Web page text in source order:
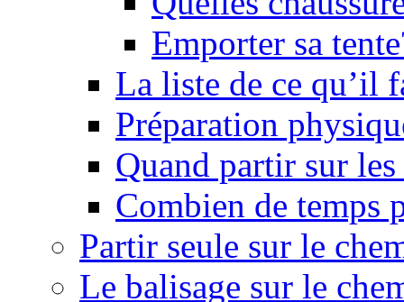
Emporter sa
La liste de ce qu’il
Préparation
Quand partir sur
Combien de
Partir seule sur le
Le balisage sur le